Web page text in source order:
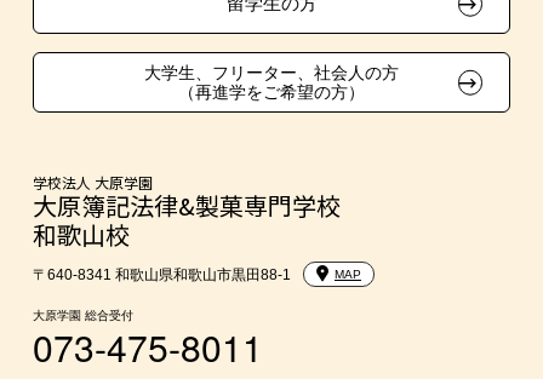
吹奏楽部による特待生制度
親族紹介制度
大学生、フリーター、社会人の方
（再進学をご希望の方）
学校法人 大原学園
大原簿記法律&製菓専門学校
和歌山校
〒640-8341 和歌山県和歌山市黒田88-1 MAP
大原学園 総合受付
073-475-8011